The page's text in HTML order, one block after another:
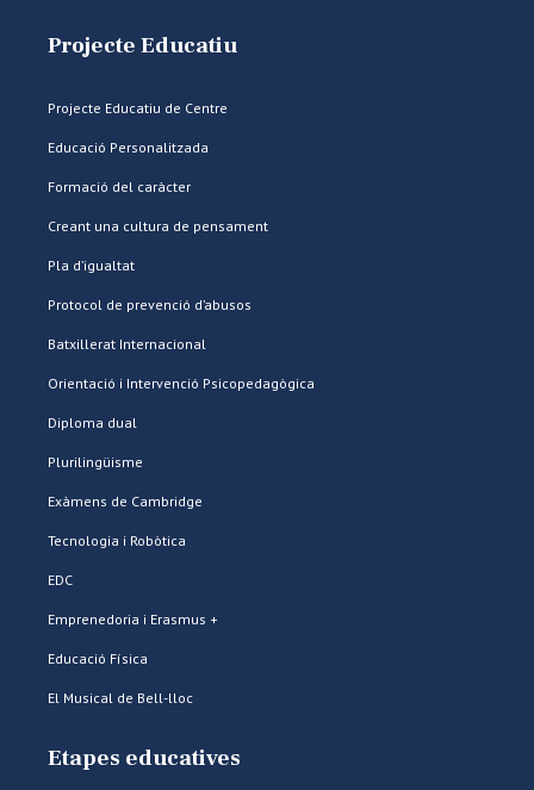
Projecte Educatiu
Projecte Educatiu de Centre
Educació Personalitzada
Formació del caràcter
Creant una cultura de pensament
Pla d’igualtat
Protocol de prevenció d’abusos
Batxillerat Internacional
Orientació i Intervenció Psicopedagògica
Diploma dual
Plurilingüisme
Exàmens de Cambridge
Tecnologia i Robòtica
EDC
Emprenedoria i Erasmus +
Educació Física
El Musical de Bell-lloc
Etapes educatives